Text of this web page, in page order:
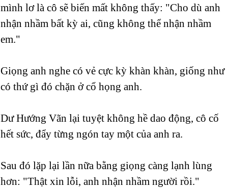
mình lơ là cô sẽ biến mất không thấy: "Cho dù anh
nhận nhầm bất kỳ ai, cũng không thể nhận nhầm
em."
Giọng anh nghe có vẻ cực kỳ khàn khàn, giống như
có thứ gì đó chặn ở cổ họng anh.
Dư Hướng Vãn lại tuyệt không hề dao động, cô cố
hết sức, đẩy từng ngón tay một của anh ra.
Sau đó lặp lại lần nữa bằng giọng càng lạnh lùng
hơn: "Thật xin lỗi, anh nhận nhầm người rồi."